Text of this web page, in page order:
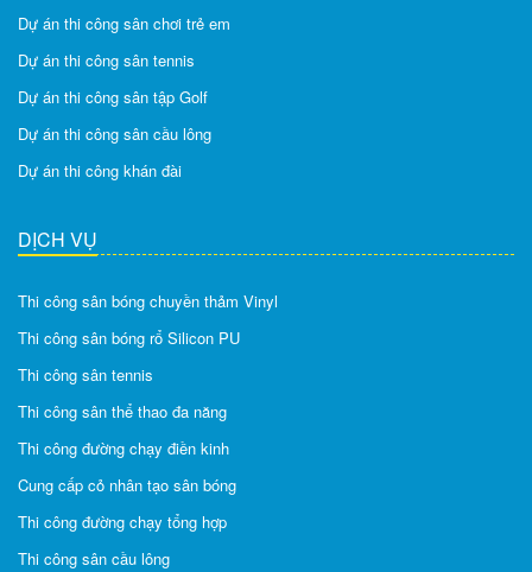
Dự án thi công sân chơi trẻ em
Dự án thi công sân tennis
Dự án thi công sân tập Golf
Dự án thi công sân cầu lông
Dự án thi công khán đài
DỊCH VỤ
Thi công sân bóng chuyền thảm Vinyl
Thi công sân bóng rổ Silicon PU
Thi công sân tennis
Thi công sân thể thao đa năng
Thi công đường chạy điền kinh
Cung cấp cỏ nhân tạo sân bóng
Thi công đường chạy tổng hợp
Thi công sân cầu lông